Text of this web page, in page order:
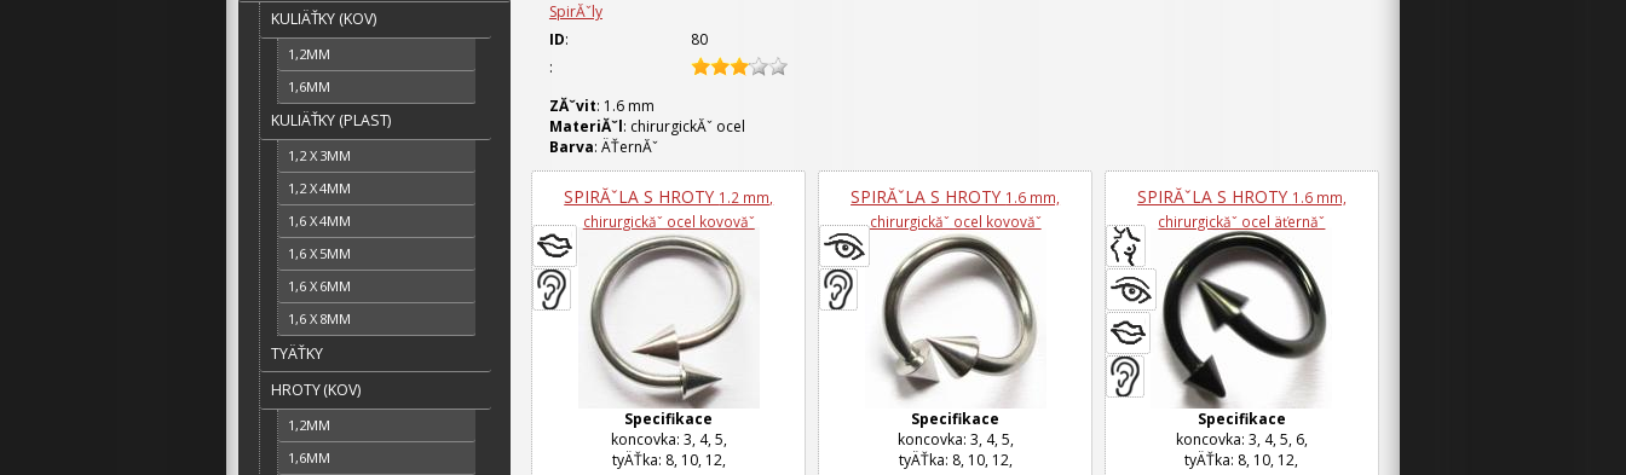
SpirĂˇly
ID:
80
:
ZĂˇvit: 1.6mm
MateriĂˇl: chirurgickĂˇ ocel
Barva: ÄŤernĂˇ
SPIRĂˇLA S HROTY 1.2 mm,
chirurgickăˇ ocel kovovăˇ
Specifikace
koncovka: 3, 4, 5,
tyÄŤka: 8, 10, 12,
SPIRĂˇLA S HROTY 1.6 mm,
chirurgickăˇ ocel kovovăˇ
Specifikace
koncovka: 3, 4, 5,
tyÄŤka: 8, 10, 12,
SPIRĂˇLA S HROTY 1.6 mm,
chirurgickăˇ ocel äťernăˇ
Specifikace
koncovka: 3, 4, 5, 6,
tyÄŤka: 8, 10, 12,
KULIÄŤKY (KOV)
1,2MM
1,6MM
KULIÄŤKY (PLAST)
1,2 X 3MM
1,2 X 4MM
1,6 X 4MM
1,6 X 5MM
1,6 X 6MM
1,6 X 8MM
TYÄŤKY
HROTY (KOV)
1,2MM
1,6MM